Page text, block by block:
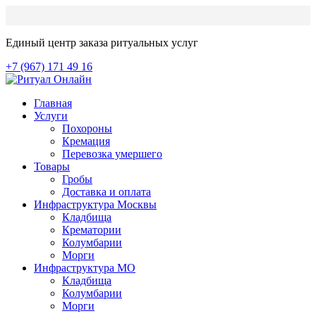
Единый центр заказа ритуальных услуг
+7 (967) 171 49 16
Главная
Услуги
Похороны
Кремация
Перевозка умершего
Товары
Гробы
Доставка и оплата
Инфраструктура Москвы
Кладбища
Крематории
Колумбарии
Морги
Инфраструктура МО
Кладбища
Колумбарии
Морги